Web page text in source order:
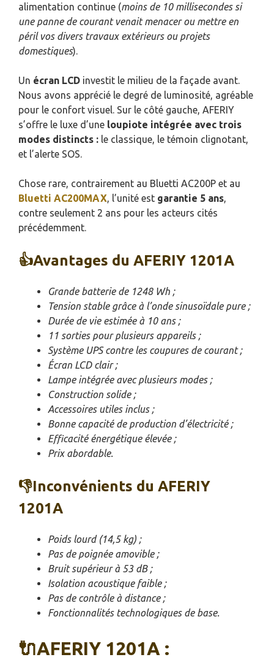
alimentation continue (moins de 10 millisecondes si
une panne de courant venait menacer ou mettre en
péril vos divers travaux extérieurs ou projets
domestiques).
Un écran LCD investit le milieu de la façade avant.
Nous avons apprécié le degré de luminosité, agréable
pour le confort visuel. Sur le côté gauche, AFERIY
s’offre le luxe d’une loupiote intégrée avec trois
modes distincts : le classique, le témoin clignotant,
et l’alerte SOS.
Chose rare, contrairement au Bluetti AC200P et au
Bluetti AC200MAX, l’unité est garantie 5 ans,
contre seulement 2 ans pour les acteurs cités
précédemment.
👍Avantages du AFERIY 1201A
Grande batterie de 1248 Wh ;
Tension stable grâce à l’onde sinusoïdale pure ;
Durée de vie estimée à 10 ans ;
11 sorties pour plusieurs appareils ;
Système UPS contre les coupures de courant ;
Écran LCD clair ;
Lampe intégrée avec plusieurs modes ;
Construction solide ;
Accessoires utiles inclus ;
Bonne capacité de production d’électricité ;
Efficacité énergétique élevée ;
Prix abordable.
👎Inconvénients du AFERIY
1201A
Poids lourd (14,5 kg) ;
Pas de poignée amovible ;
Bruit supérieur à 53 dB ;
Isolation acoustique faible ;
Pas de contrôle à distance ;
Fonctionnalités technologiques de base.
🔌AFERIY 1201A :